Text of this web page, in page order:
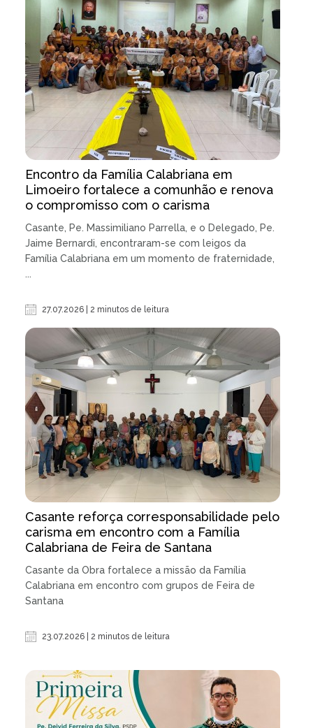
Encontro da Família Calabriana em
Limoeiro fortalece a comunhão e renova
o compromisso com o carisma
Casante, Pe. Massimiliano Parrella, e o Delegado, Pe.
Jaime Bernardi, encontraram-se com leigos da
Família Calabriana em um momento de fraternidade,
...
27.07.2026 | 2 minutos de leitura
Casante reforça corresponsabilidade pelo
carisma em encontro com a Família
Calabriana de Feira de Santana
Casante da Obra fortalece a missão da Família
Calabriana em encontro com grupos de Feira de
Santana
23.07.2026 | 2 minutos de leitura